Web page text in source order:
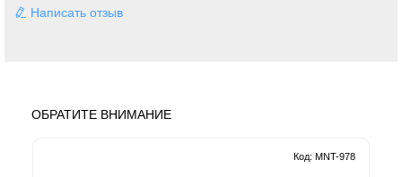
Написать отзыв
ОБРАТИТЕ ВНИМАНИЕ
Код: MNT-978